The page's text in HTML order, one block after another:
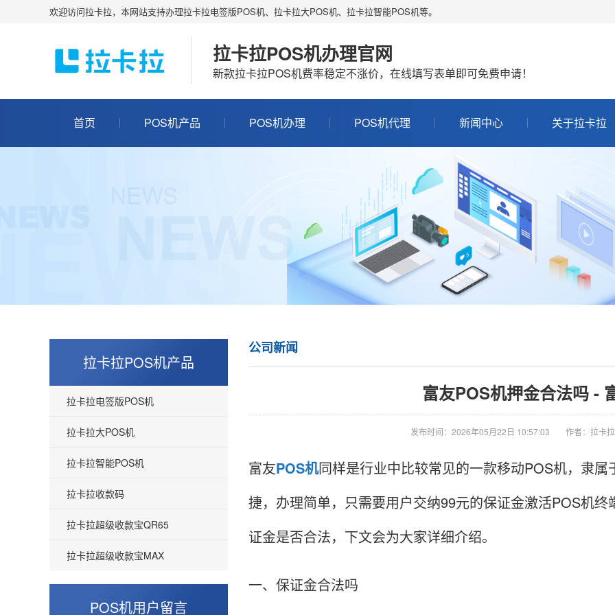
欢迎访问拉卡拉，本网站支持办理拉卡拉电签版POS机、拉卡拉大POS机、拉卡拉智能POS机等。
拉卡拉POS机办理官网
新款拉卡拉POS机费率稳定不涨价，在线填写表单即可免费申请！
首页 POS机产品 POS机办理 POS机代理 新闻中心 关于拉卡拉
拉卡拉POS机产品
拉卡拉电签版POS机
拉卡拉大POS机
拉卡拉智能POS机
拉卡拉收款码
拉卡拉超级收款宝QR65
拉卡拉超级收款宝MAX
POS机用户留言
公司新闻
富友POS机押金合法吗 -
发布时间：2026年05月22日 10:57:03 作者：拉卡
富友POS机同样是行业中比较常见的一款移动POS机，隶
捷，办理简单，只需要用户交纳99元的保证金激活POS机
证金是否合法，下文会为大家详细介绍。
一、保证金合法吗